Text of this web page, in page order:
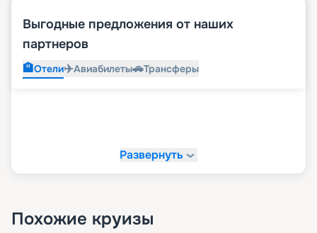
Выгодные предложения от наших
партнеров
🏨Отели✈️Авиабилеты🚗Трансферы
Развернуть
Похожие круизы